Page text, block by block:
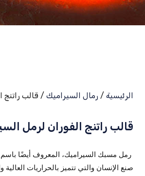
الرئيسية / رمال السيراميك / قالب راتنج
قالب راتنج الفوران لرمل
صنع الإنسان والتي تتميز بالحراريات